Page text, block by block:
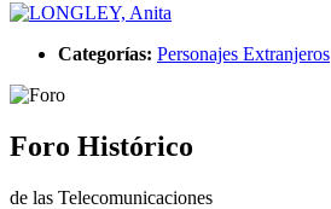
Categorías: Personajes Extranjeros
Foro Histórico
de las Telecomunicaciones